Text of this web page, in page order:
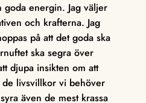
goda energin. Jag väljer
och krafterna. Jag
på att det goda ska
ska segra över
djupa insikten om att
livsvillkor vi behöver
även de mest krassa